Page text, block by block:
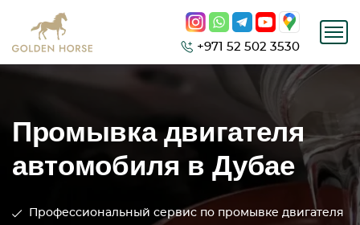
+971 52 502 3530
Промывка двигателя
автомобиля в Дубае
Профессиональный сервис по промывке двигателя